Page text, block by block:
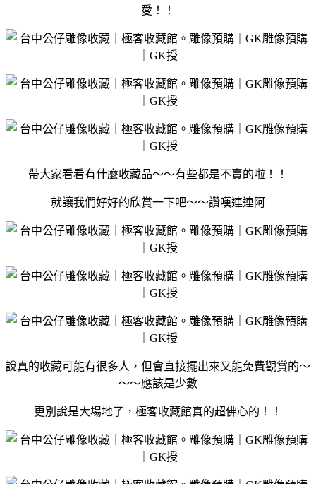
愛！！
帶大家看看有什麼收藏品～～有些都是不賣的啦！！
就讓我們好好的欣賞一下吧～～讚嘆連連阿
說真的收藏可能有很多人，但會直接擺出來又能免費觀賞的～
～～應該是少數
更別說是大場地了，極客收藏館真的超佛心的！！